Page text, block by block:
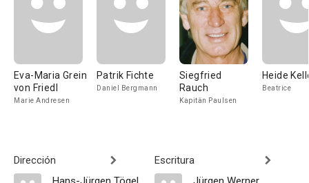
Eva-Maria Grein
von Friedl
Marie Andresen
Patrik Fichte
Daniel Bergmann
Siegfried
Rauch
Kapitän Paulsen
Heide
Beatrice
Dirección
Escritura